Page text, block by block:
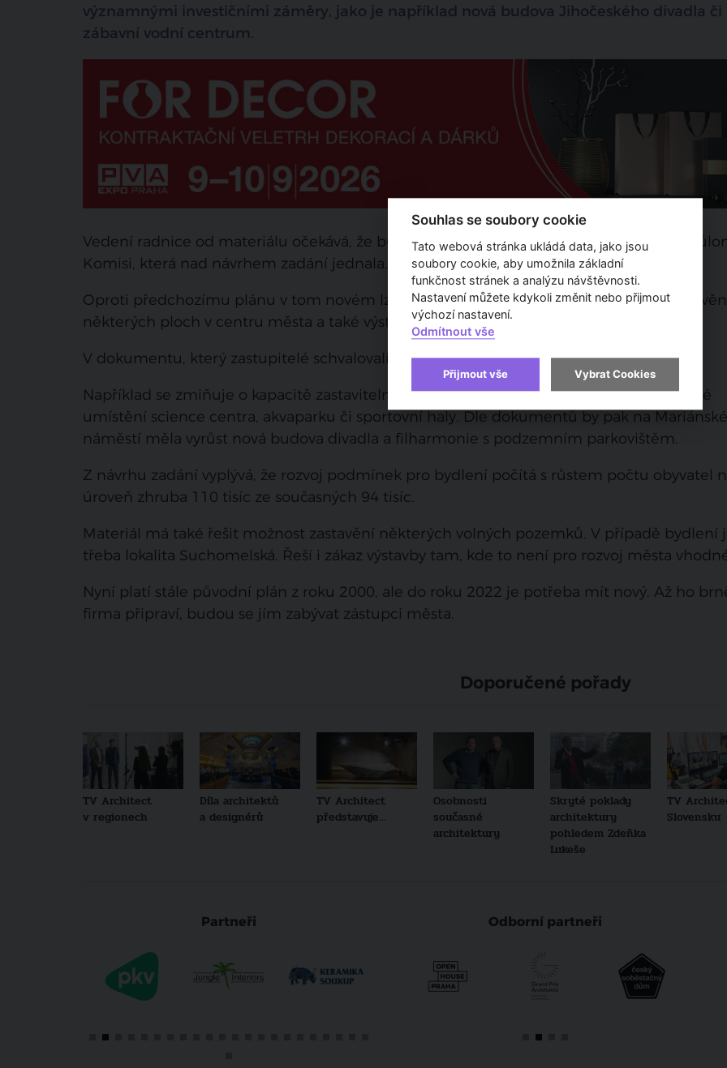
významnými investičními záměry, jako je například nová budova Jihočeského divadla či
zábavní vodní centrum.
Vedení radnice od materiálu očekává, že bude jednodušší než ten předchozí a také
Komisi, která nad návrhem zadání jednala, tvořili zástupci všech zastupitelských klubů.
Oproti předchozímu plánu v tom novém lze najít téma klimatického urbanismu,
některých ploch v centru města a také výstavbu kulturních center.
V dokumentu, který zastupitelé schvalovali, jsou ale i další zajímavé body.
Například se zmiňuje o kapacitě zastavitelné plochy, výstavbě výškových budov, řeší také
umístění science centra, akvaparku či sportovní haly. Dle dokumentů by pak na
náměstí měla vyrůst nová budova divadla a filharmonie s podzemním parkovištěm.
Z návrhu zadání vyplývá, že rozvoj podmínek pro bydlení počítá s růstem počtu obyvatel
úroveň zhruba 110 tisíc ze současných 94 tisíc.
Materiál má také řešit možnost zastavění některých volných pozemků. V případě bydlení
třeba lokalita Suchomelská. Řeší i zákaz výstavby tam, kde to není pro rozvoj města
Nyní platí stále původní plán z roku 2000, ale do roku 2022 je potřeba mít nový. Až ho
firma připraví, budou se jím zabývat zástupci města.
Doporučené pořady
TV Architect
v regionech
Díla architektů
a designérů
TV Architect
představuje...
Osobnosti
současné
architektury
Skryté poklady
architektury
pohledem Zdeňka
Lukeše
TV
Slovensku
Partneři Odborní partneři
Souhlas se soubory cookie
Tato webová stránka ukládá data, jako jsou
soubory cookie, aby umožnila základní
funkčnost stránek a analýzu návštěvnosti.
Nastavení můžete kdykoli změnit nebo přijmout
výchozí nastavení.
Odmítnout vše
Přijmout vše Vybrat Cookies